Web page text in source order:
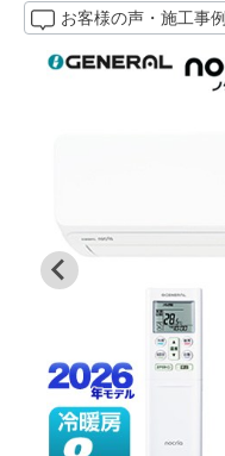
お客様の声・施工事例